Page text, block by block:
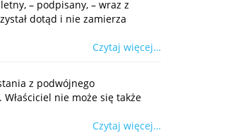
– podpisany, – wraz z
dotąd i nie zamierza
Czytaj więcej…
z podwójnego
nie może się także
Czytaj więcej…